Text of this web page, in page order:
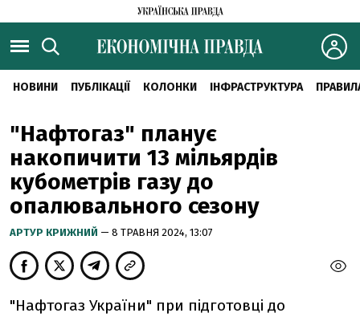
НОВИНИ ПУБЛІКАЦІЇ КОЛОНКИ ІНФРАСТРУКТУРА
"Нафтогаз" планує
накопичити 13 мільярдів
кубометрів газу до
опалювального сезону
АРТУР КРИЖНИЙ — 8 ТРАВНЯ 2024, 13:07
"Нафтогаз України" при підготовці до